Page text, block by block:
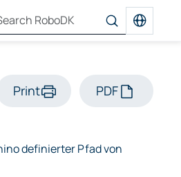
Print PDF
definierter Pfad von